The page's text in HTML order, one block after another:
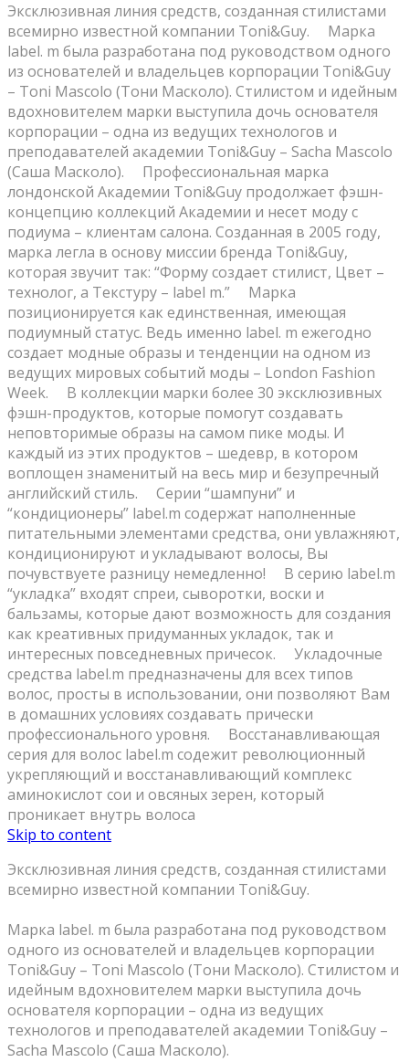
Эксклюзивная линия средств, созданная стилистами
всемирно известной компании Toni&Guy. ⠀ Марка
label. m была разработана под руководством одного
из основателей и владельцев корпорации Toni&Guy
– Toni Mascolo (Тони Масколо). Стилистом и идейным
вдохновителем марки выступила дочь основателя
корпорации – одна из ведущих технологов и
преподавателей академии Toni&Guy – Sacha Mascolo
(Саша Масколо). ⠀ Профессиональная марка
лондонской Академии Toni&Guy продолжает фэшн-
концепцию коллекций Академии и несет моду с
подиума – клиентам салона. Созданная в 2005 году,
марка легла в основу миссии бренда Toni&Guy,
которая звучит так: “Форму создает стилист, Цвет –
технолог, а Текстуру – label m.” ⠀ Марка
позиционируется как единственная, имеющая
подиумный статус. Ведь именно label. m ежегодно
создает модные образы и тенденции на одном из
ведущих мировых событий моды – London Fashion
Week. ⠀ В коллекции марки более 30 эксклюзивных
фэшн-продуктов, которые помогут создавать
неповторимые образы на самом пике моды. И
каждый из этих продуктов – шедевр, в котором
воплощен знаменитый на весь мир и безупречный
английский стиль. ⠀ Серии “шампуни” и
“кондиционеры” label.m содержат наполненные
питательными элементами средства, они увлажняют,
кондиционируют и укладывают волосы, Вы
почувствуете разницу немедленно! ⠀ В серию label.m
“укладка” входят спреи, сыворотки, воски и
бальзамы, которые дают возможность для создания
как креативных придуманных укладок, так и
интересных повседневных причесок. ⠀ Укладочные
средства label.m предназначены для всех типов
волос, просты в использовании, они позволяют Вам
в домашних условиях создавать прически
профессионального уровня. ⠀ Восстанавливающая
серия для волос label.m содежит революционный
укрепляющий и восстанавливающий комплекс
аминокислот сои и овсяных зерен, который
проникает внутрь волоса
Skip to content
Эксклюзивная линия средств, созданная стилистами
всемирно известной компании Toni&Guy.
Марка label. m была разработана под руководством
одного из основателей и владельцев корпорации
Toni&Guy – Toni Mascolo (Тони Масколо). Стилистом и
идейным вдохновителем марки выступила дочь
основателя корпорации – одна из ведущих
технологов и преподавателей академии Toni&Guy –
Sacha Mascolo (Саша Масколо).